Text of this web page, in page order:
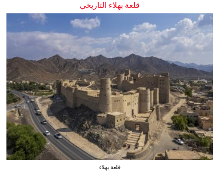
قلعة بهلاء التاريخي
قلعة بهلاء